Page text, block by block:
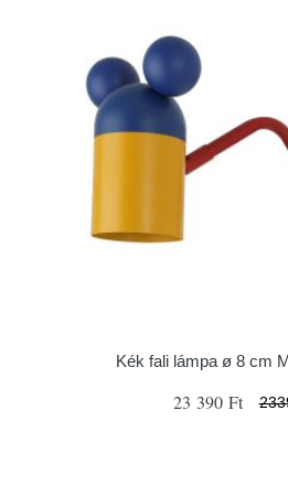
Kék fali lámpa ø 8 cm
23 390 Ft